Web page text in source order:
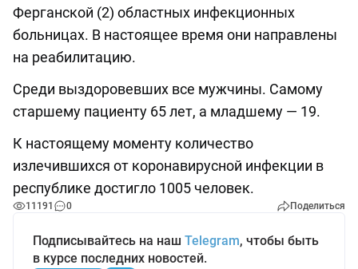
Ферганской (2) областных инфекционных
больницах. В настоящее время они направлены
на реабилитацию.
Среди выздоровевших все мужчины. Самому
старшему пациенту 65 лет, а младшему — 19.
К настоящему моменту количество
излечившихся от коронавирусной инфекции в
республике достигло 1005 человек.
11191 0 Поделиться
Подписывайтесь на наш Telegram, чтобы быть
в курсе последних новостей.